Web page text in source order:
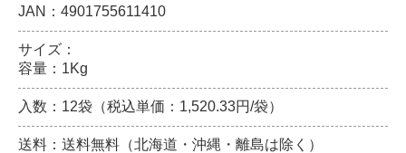
JAN：4901755611410
サイズ：
容量：1Kg
入数：12袋（税込単価：1,520.33円/袋）
送料：送料無料（北海道・沖縄・離島は除く）